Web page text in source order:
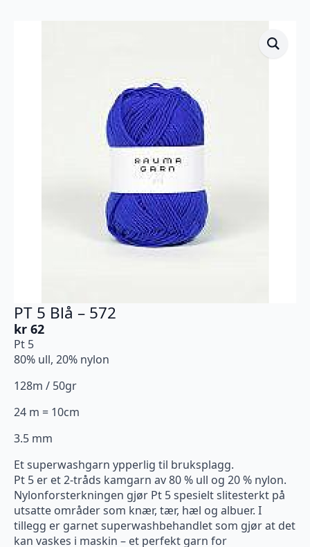
PT 5 Blå – 572
kr 62
Pt 5
80% ull, 20% nylon
128m / 50gr
24 m = 10cm
3.5 mm
Et superwashgarn ypperlig til bruksplagg.
Pt 5 er et 2-tråds kamgarn av 80 % ull og 20 % nylon.
Nylonforsterkningen gjør Pt 5 spesielt slitesterkt på
utsatte områder som knær, tær, hæl og albuer. I
tillegg er garnet superwashbehandlet som gjør at det
kan vaskes i maskin – et perfekt garn for